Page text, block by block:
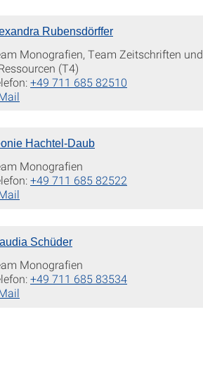
Rubensdörffer
Monografien, Team Zeitschriften und
(T4)
+49 711 685 82510
Hachtel-Daub
Monografien
+49 711 685 82522
Schüder
Monografien
+49 711 685 83534